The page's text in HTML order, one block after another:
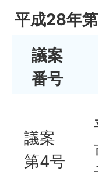
平成28年
議案
番号
議案
第4号